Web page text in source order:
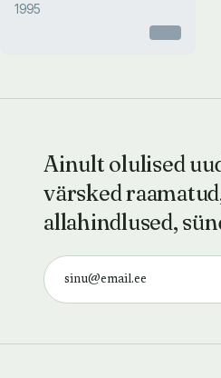
1995
Ainult olulised
värsked
allahindlused,